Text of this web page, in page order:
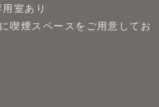
室あり
喫煙スペースをご用意してお